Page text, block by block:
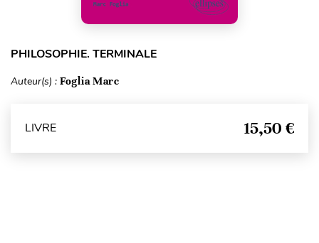
PHILOSOPHIE. TERMINALE
Auteur(s) : Foglia Marc
LIVRE 15,50 €